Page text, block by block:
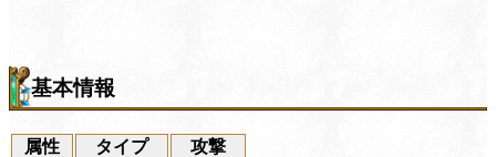
基本情報
属性 タイプ
攻撃